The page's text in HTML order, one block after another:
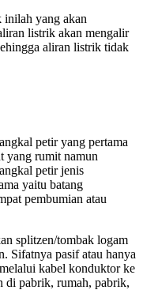
inilah yang akan
listrik akan mengalir
aliran listrik tidak
petir yang pertama
yang rumit namun
petir jenis
yaitu batang
pembumian atau
splitzen/tombak logam
Sifatnya pasif atau hanya
kabel konduktor ke
di pabrik, rumah, pabrik,